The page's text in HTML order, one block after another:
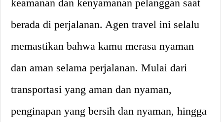
keamanan dan kenyamanan pelanggan saat
berada di perjalanan. Agen travel ini selalu
memastikan bahwa kamu merasa nyaman
dan aman selama perjalanan. Mulai dari
transportasi yang aman dan nyaman,
penginapan yang bersih dan nyaman, hingga